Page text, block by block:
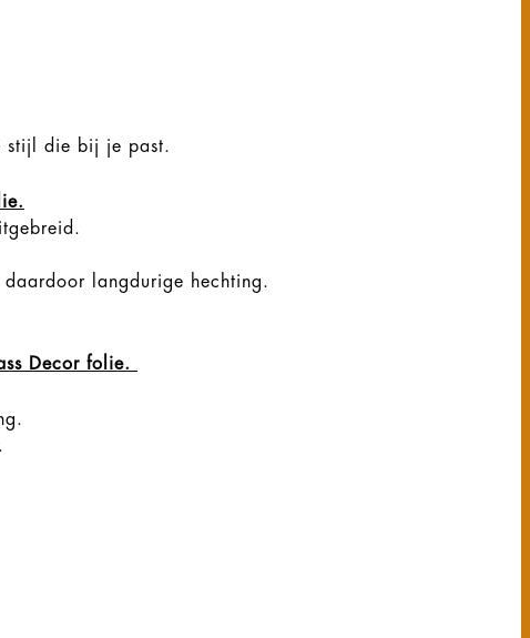
stijl die bij je past.
langdurige hechting.
Decor folie.